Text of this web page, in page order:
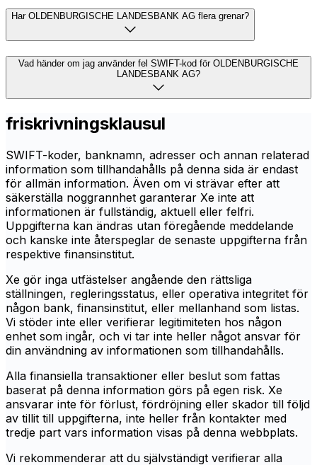
Har OLDENBURGISCHE LANDESBANK AG flera grenar?
Vad händer om jag använder fel SWIFT-kod för OLDENBURGISCHE
LANDESBANK AG?
friskrivningsklausul
SWIFT-koder, banknamn, adresser och annan relaterad
information som tillhandahålls på denna sida är endast
för allmän information. Även om vi strävar efter att
säkerställa noggrannhet garanterar Xe inte att
informationen är fullständig, aktuell eller felfri.
Uppgifterna kan ändras utan föregående meddelande
och kanske inte återspeglar de senaste uppgifterna från
respektive finansinstitut.
Xe gör inga utfästelser angående den rättsliga
ställningen, regleringsstatus, eller operativa integritet för
någon bank, finansinstitut, eller mellanhand som listas.
Vi stöder inte eller verifierar legitimiteten hos någon
enhet som ingår, och vi tar inte heller något ansvar för
din användning av informationen som tillhandahålls.
Alla finansiella transaktioner eller beslut som fattas
baserat på denna information görs på egen risk. Xe
ansvarar inte för förlust, fördröjning eller skador till följd
av tillit till uppgifterna, inte heller från kontakter med
tredje part vars information visas på denna webbplats.
Vi rekommenderar att du självständigt verifierar alla